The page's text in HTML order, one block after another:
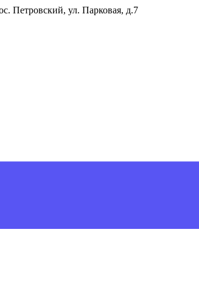
Петровский, ул. Парковая, д.7